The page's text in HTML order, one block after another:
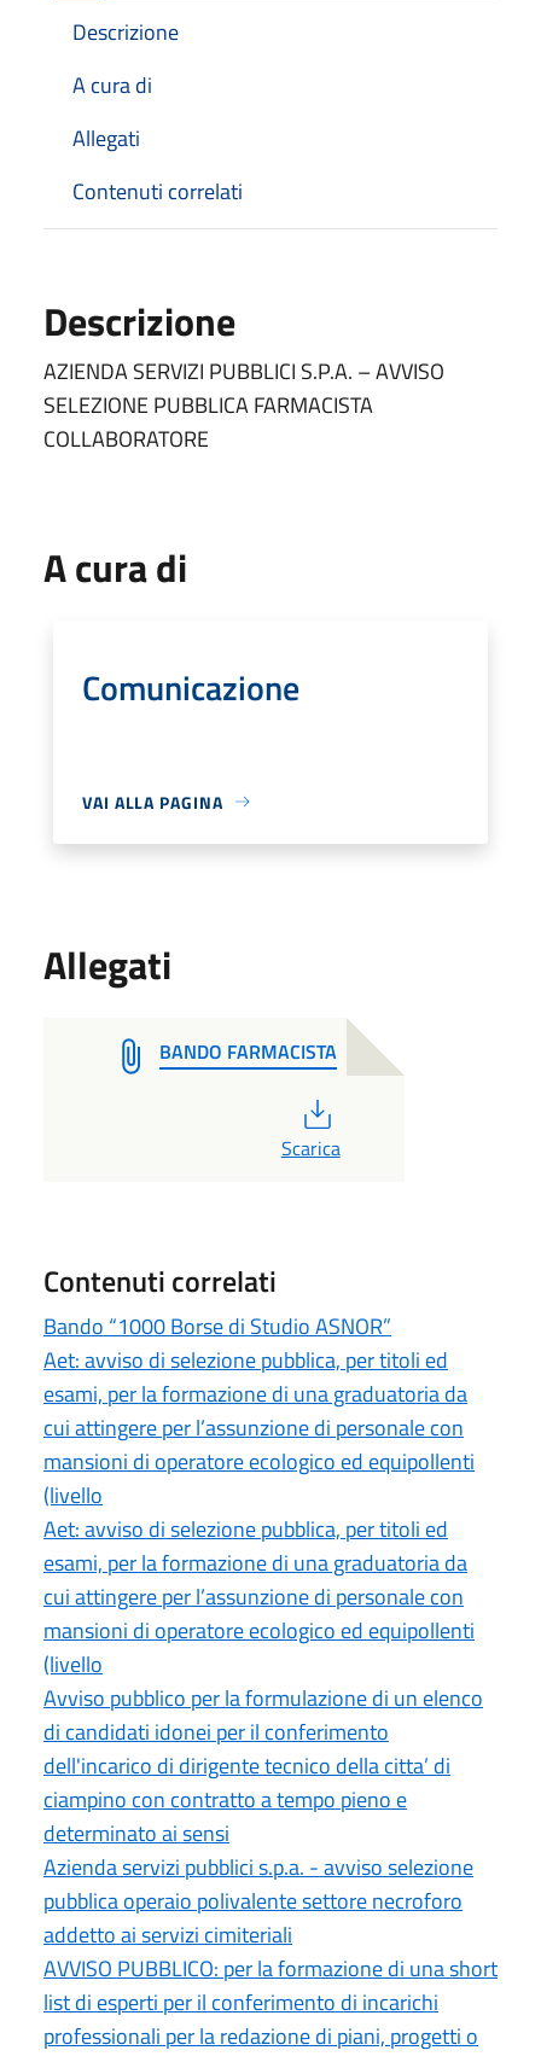
Descrizione
A cura di
Allegati
Contenuti correlati
Descrizione
AZIENDA SERVIZI PUBBLICI S.P.A. – AVVISO
SELEZIONE PUBBLICA FARMACISTA
COLLABORATORE
A cura di
Comunicazione
VAI ALLA PAGINA
Allegati
BANDO FARMACISTA
Scarica
Contenuti correlati
Bando “1000 Borse di Studio ASNOR”
Aet: avviso di selezione pubblica, per titoli ed
esami, per la formazione di una graduatoria da
cui attingere per l’assunzione di personale con
mansioni di operatore ecologico ed equipollenti
(livello
Aet: avviso di selezione pubblica, per titoli ed
esami, per la formazione di una graduatoria da
cui attingere per l’assunzione di personale con
mansioni di operatore ecologico ed equipollenti
(livello
Avviso pubblico per la formulazione di un elenco
di candidati idonei per il conferimento
dell'incarico di dirigente tecnico della citta’ di
ciampino con contratto a tempo pieno e
determinato ai sensi
Azienda servizi pubblici s.p.a. - avviso selezione
pubblica operaio polivalente settore necroforo
addetto ai servizi cimiteriali
AVVISO PUBBLICO: per la formazione di una short
list di esperti per il conferimento di incarichi
professionali per la redazione di piani, progetti o